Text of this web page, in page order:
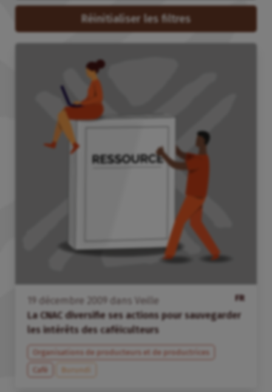
Réinitialiser les filtres
FR
décembre dans
Veille
La CNAC diversifie ses actions pour sauvegarder
les intérêts des caféiculteurs
Organisations de producteurs et de productrices
Café